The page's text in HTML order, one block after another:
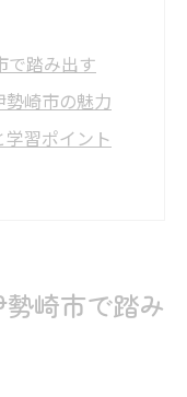
で踏み出す
崎市の魅力
習ポイント
実践的な方法
識と体験
技・人・国の基
崎市で踏み